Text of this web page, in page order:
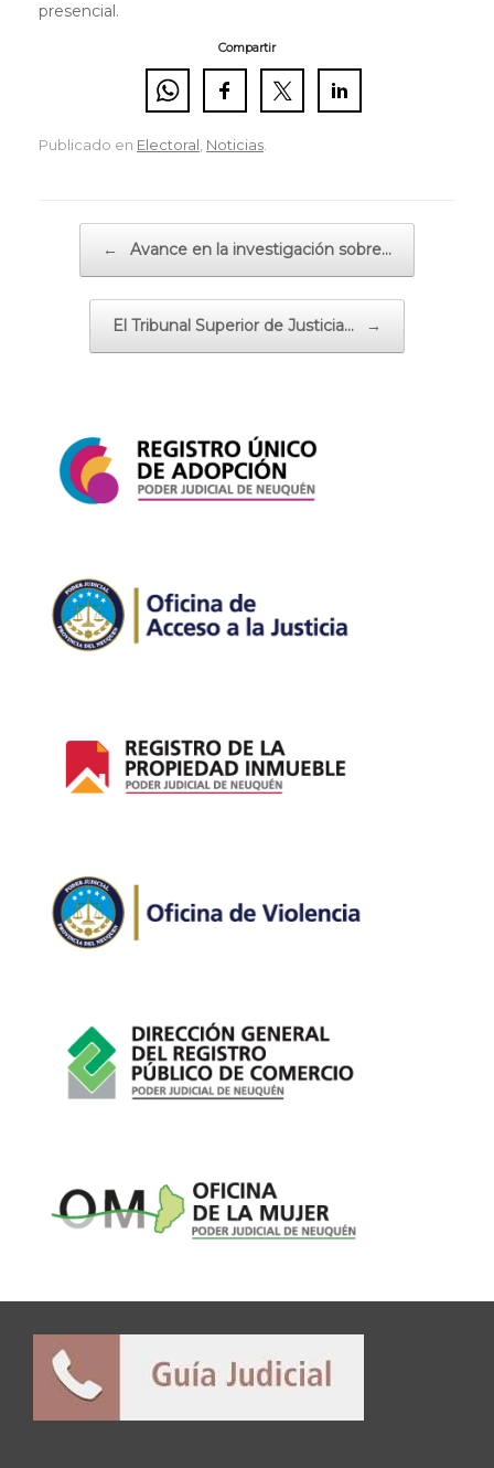
presencial.
Compartir
Publicado en Electoral Noticias
← Avance en la investigación sobre…
El Tribunal Superior de Justicia… →